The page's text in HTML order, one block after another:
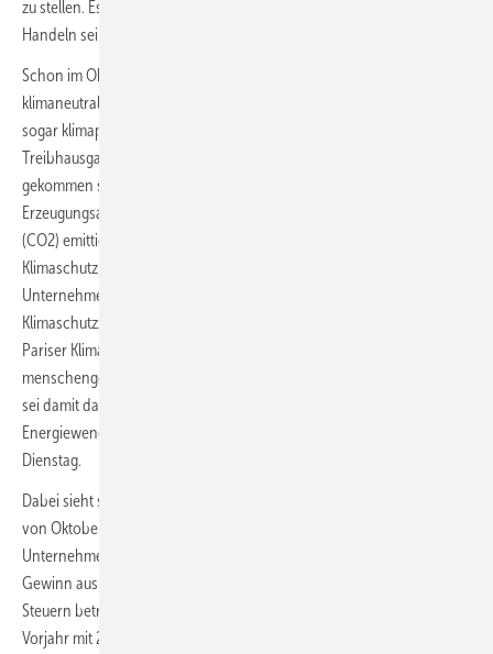
zu stellen. Es komme jetzt auf Taten an, sagte Müller. Praktisches
Handeln sei damit die Aufgabe „dieser Dekade“.
Schon im Oktober hatte MVV Energie angekündigt, bis 2040 eine
klimaneutrale Energieversorgung erreichen zu wollen und nach 2040
sogar klimapositiv zu werden sowie der Atmosphäre dann
Treibhausgase zu entziehen. Bis 2030 wolle MVV Energie dahin
gekommen sein, dass das Unternehmen mit seinen
Erzeugungsaktivitäten 80 Prozent weniger Treibhausgas Kohlendioxid
(CO2) emittiere als 2018. Im November hatte die europaweite
Klimaschutzinitiative Science Based Targets Initiative (SBTI) für
Unternehmen dem Mannheimer Versorger attestiert, dass dessen
Klimaschutzziele im Einklang mit dem 1,5-Grad-Ziel des weltweiten
Pariser Klimaschutzabkommens von 2015 stehe. Es sieht vor, die
menschengemachte Erderwärmung auf 1,5 Grad zu begrenzen. MVV
sei damit das erste Energieunternehmen, dass eine Bestätigung seines
Energiewendekonzeptes durch SBTI erhalten habe, sagte Müller am
Dienstag.
Dabei sieht sich Müller durch das vergangene MVV-Energie-Bilanzjahr
von Oktober 2020 bis September 2021 „mit dem besten Ergebnis der
Unternehmensgeschichte“ in dem Kurs bestätigt. Der bereinigte
Gewinn aus dem operativen Geschäft vor Abführung von Zinsen und
Steuern betrug 278 Millionen und damit 19 Prozent mehr als im
Vorjahr mit 233 Millionen und ebenfalls mehr als im Bilanzjahr